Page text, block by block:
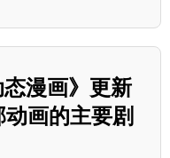
漫画》更新
画的主要剧